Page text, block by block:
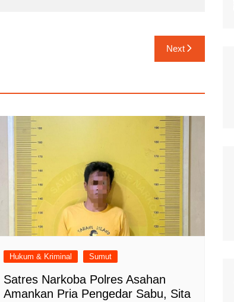
Next
Hukum & Kriminal Sumut
Satres Narkoba Polres Asahan
Amankan Pria Pengedar Sabu, Sita